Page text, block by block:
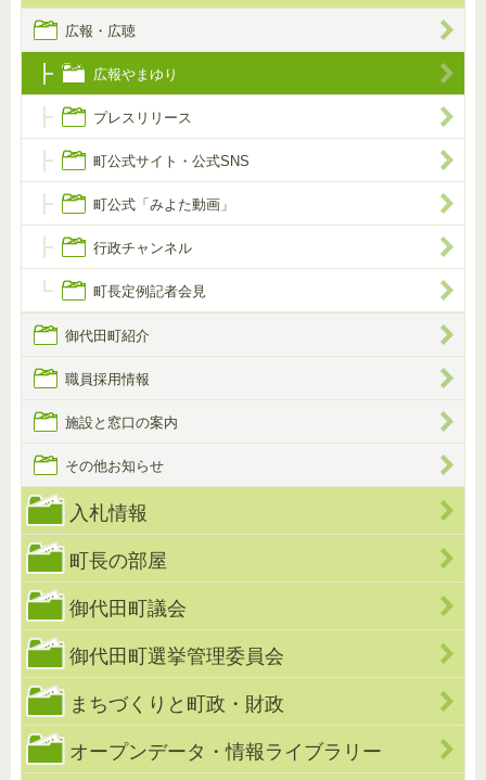
広報・広聴
広報やまゆり
プレスリリース
町公式サイト・公式SNS
町公式「みよた動画」
行政チャンネル
町長定例記者会見
御代田町紹介
職員採用情報
施設と窓口の案内
その他お知らせ
入札情報
町長の部屋
御代田町議会
御代田町選挙管理委員会
まちづくりと町政・財政
オープンデータ・情報ライブラリー